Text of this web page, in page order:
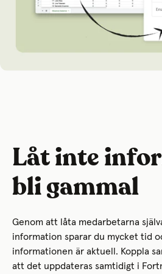
Låt inte
bli gammal
Genom att låta medarbetarna
information sparar du mycket tid
informationen är aktuell. Koppla
att det uppdateras samtidigt i